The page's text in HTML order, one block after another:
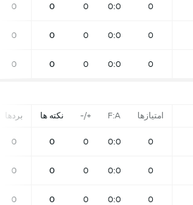
0
0:0
0
0
0
0
0:0
0
0
0
0
0:0
0
0
0
امتیازها F:A
+/- نکته ها بردها
0
0:0
0
0
0
0
0:0
0
0
0
0
0:0
0
0
0